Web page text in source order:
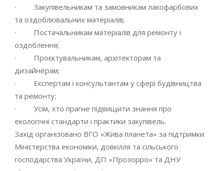
· Закупівельникам та замовникам лакофарбових
та оздоблювальних матеріалів;
· Постачальникам матеріалів для ремонту і
оздоблення;
· Проєктувальникам, архітекторам та
дизайнерам;
· Експертам і консультантам у сфері будівництва
та ремонту;
· Усім, хто прагне підвищити знання про
екологічні стандарти і практики закупівель.
Захід організовано ВГО «Жива планета» за підтримки
Міністерства економіки, довкілля та сільського
господарства України, ДП «Прозорро» та ДНУ